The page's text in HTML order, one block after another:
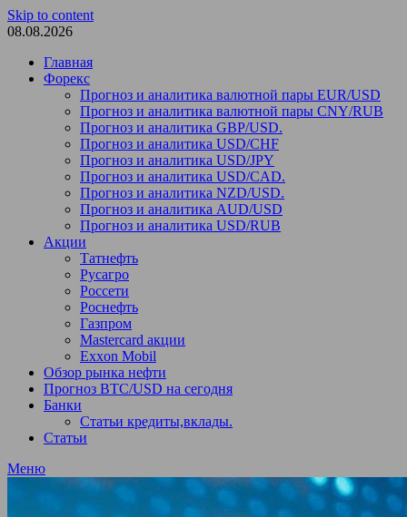
Skip to content
08.08.2026
Главная
Форекс
Прогноз и аналитика валютной пары EUR/USD
Прогноз и аналитика валютной пары CNY/RUB
Прогноз и аналитика GBP/USD.
Прогноз и аналитика USD/CHF
Прогноз и аналитика USD/JPY
Прогноз и аналитика USD/CAD.
Прогноз и аналитика NZD/USD.
Прогноз и аналитика AUD/USD
Прогноз и аналитика USD/RUB
Акции
Татнефть
Русагро
Россети
Роснефть
Газпром
Mastercard акции
Exxon Mobil
Обзор рынка нефти
Прогноз BTC/USD на сегодня
Банки
Статьи кредиты,вклады.
Статьи
Меню